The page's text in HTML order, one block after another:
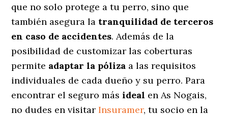
que no solo protege a tu perro, sino que
también asegura la tranquilidad de terceros
en caso de accidentes. Además de la
posibilidad de customizar las coberturas
permite adaptar la póliza a las requisitos
individuales de cada dueño y su perro. Para
encontrar el seguro másideal en As Nogais,
no dudes en visitarInsuramer, tu socio en la